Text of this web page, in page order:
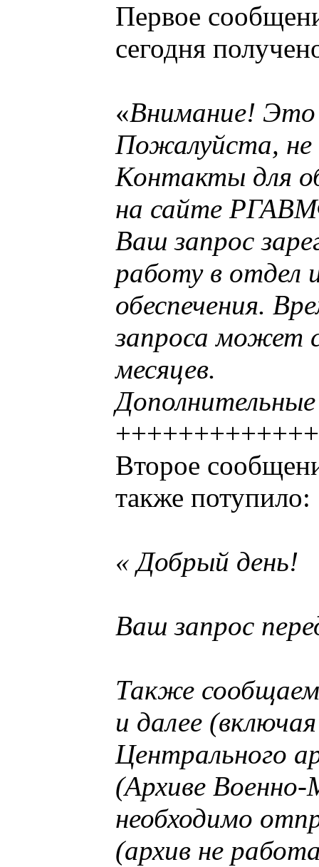
Первое
сегодня
«Внимание! Это
Пожалуйста, не
Контакты для
на сайте
Ваш запрос
работу в отдел
обеспечения.
запроса может
месяцев.
Второе
также потупило:
« Добрый день!
Ваш запрос
Также
и далее
Центрального
(Архиве
необходимо
(архив не